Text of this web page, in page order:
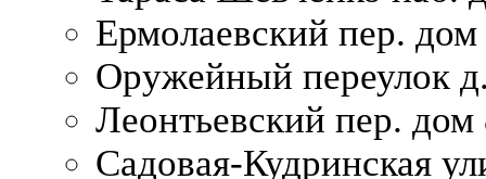
Ермолаевский пер. дом
Оружейный переулок
Леонтьевский пер. дом
Садовая-Кудринская